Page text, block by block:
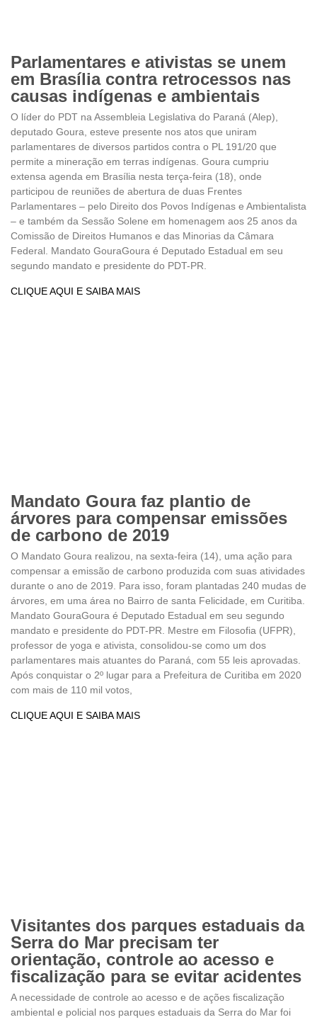
Parlamentares e ativistas se unem
em Brasília contra retrocessos nas
causas indígenas e ambientais
O líder do PDT na Assembleia Legislativa do Paraná (Alep),
deputado Goura, esteve presente nos atos que uniram
parlamentares de diversos partidos contra o PL 191/20 que
permite a mineração em terras indígenas. Goura cumpriu
extensa agenda em Brasília nesta terça-feira (18), onde
participou de reuniões de abertura de duas Frentes
Parlamentares – pelo Direito dos Povos Indígenas e Ambientalista
– e também da Sessão Solene em homenagem aos 25 anos da
Comissão de Direitos Humanos e das Minorias da Câmara
Federal. Mandato GouraGoura é Deputado Estadual em seu
segundo mandato e presidente do PDT-PR.
CLIQUE AQUI E SAIBA MAIS
Mandato Goura faz plantio de
árvores para compensar emissões
de carbono de 2019
O Mandato Goura realizou, na sexta-feira (14), uma ação para
compensar a emissão de carbono produzida com suas atividades
durante o ano de 2019. Para isso, foram plantadas 240 mudas de
árvores, em uma área no Bairro de santa Felicidade, em Curitiba.
Mandato GouraGoura é Deputado Estadual em seu segundo
mandato e presidente do PDT-PR. Mestre em Filosofia (UFPR),
professor de yoga e ativista, consolidou-se como um dos
parlamentares mais atuantes do Paraná, com 55 leis aprovadas.
Após conquistar o 2º lugar para a Prefeitura de Curitiba em 2020
com mais de 110 mil votos,
CLIQUE AQUI E SAIBA MAIS
Visitantes dos parques estaduais da
Serra do Mar precisam ter
orientação, controle ao acesso e
fiscalização para se evitar acidentes
A necessidade de controle ao acesso e de ações fiscalização
ambiental e policial nos parques estaduais da Serra do Mar foi